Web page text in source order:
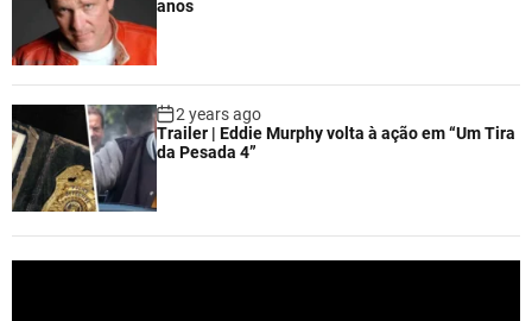
anos
2 years ago
Trailer | Eddie Murphy volta à ação em “Um Tira
da Pesada 4”